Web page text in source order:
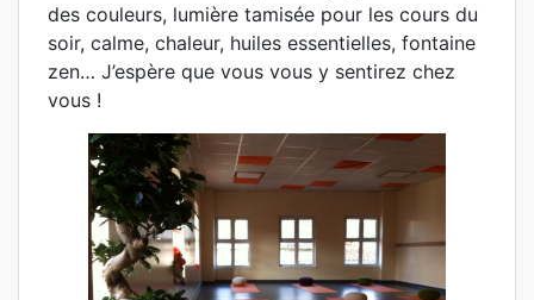
des couleurs, lumière tamisée pour les cours du
soir, calme, chaleur, huiles essentielles, fontaine
zen… J’espère que vous vous y sentirez chez
vous !